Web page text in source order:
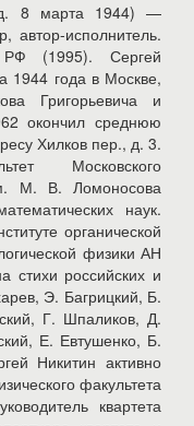
8 марта 1944) —
автор-исполнитель.
РФ (1995). Сергей
1944 года в Москве,
Григорьевича и
окончил среднюю
Хилков пер., д. 3.
Московского
М. В. Ломоносова
наук.
органической
физики АН
российских и
Э. Багрицкий, Б.
Г. Шпаликов, Д.
Е. Евтушенко, Б.
Никитин активно
факультета
квартета